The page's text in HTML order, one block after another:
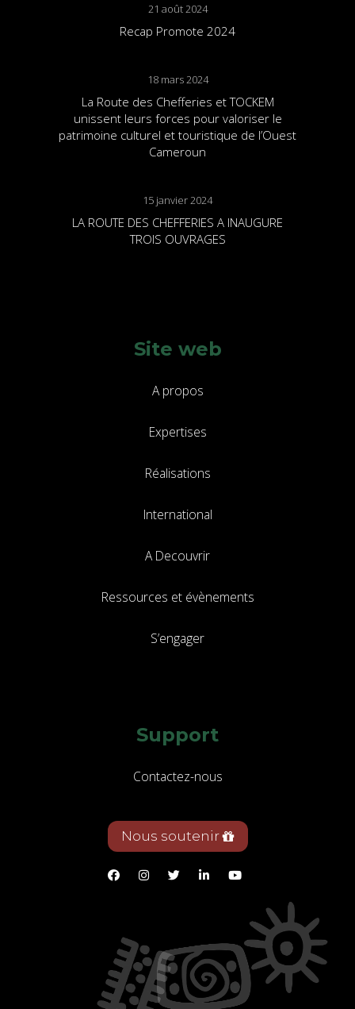
21 août 2024
Recap Promote 2024
18 mars 2024
La Route des Chefferies et TOCKEM
unissent leurs forces pour valoriser le
patrimoine culturel et touristique de l’Ouest
Cameroun
15 janvier 2024
LA ROUTE DES CHEFFERIES A INAUGURE
TROIS OUVRAGES
Site web
A propos
Expertises
Réalisations
International
A Decouvrir
Ressources et évènements
S’engager
Support
Contactez-nous
Nous soutenir